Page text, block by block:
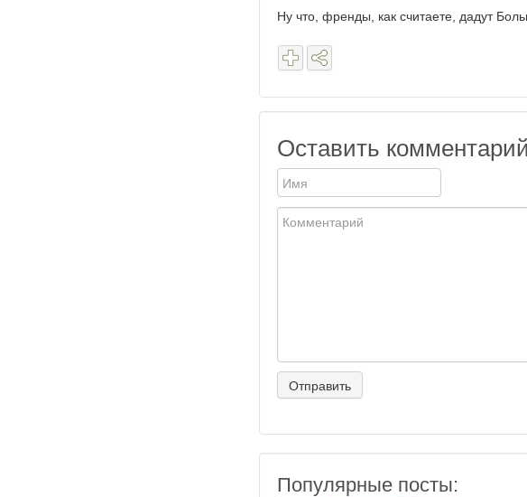
Ну что, френды, как считаете, дадут
Оставить комментарий
Популярные посты: